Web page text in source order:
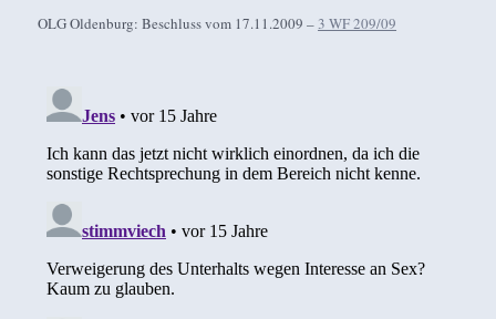
OLG Oldenburg: Beschluss vom 17.11.2009 –3 WF 209/09